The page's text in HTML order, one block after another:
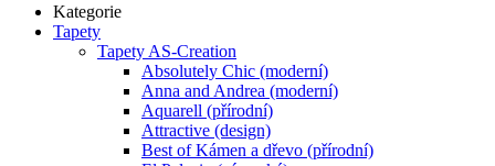
Kategorie
Tapety
Tapety AS-Creation
Absolutely Chic (moderní)
Anna and Andrea (moderní)
Aquarell (přírodní)
Attractive (design)
Best of Kámen a dřevo (přírodní)